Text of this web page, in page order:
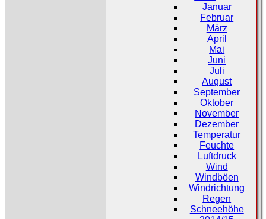
Januar
Februar
März
April
Mai
Juni
Juli
August
September
Oktober
November
Dezember
Temperatur
Feuchte
Luftdruck
Wind
Windböen
Windrichtung
Regen
Schneehöhe